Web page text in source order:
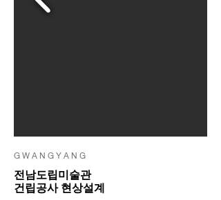
G W A N G Y A N G
전남도립미술관
건립공사 현상설계